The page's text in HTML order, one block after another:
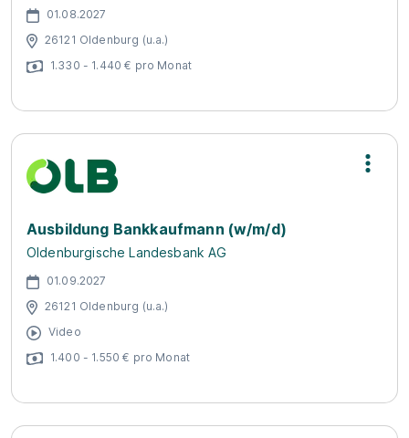
01.08.2027
26121 Oldenburg (u.a.)
1.330 - 1.440 € pro Monat
Ausbildung Bankkaufmann (w/m/d)
Oldenburgische Landesbank AG
01.09.2027
26121 Oldenburg (u.a.)
Video
1.400 - 1.550 € pro Monat